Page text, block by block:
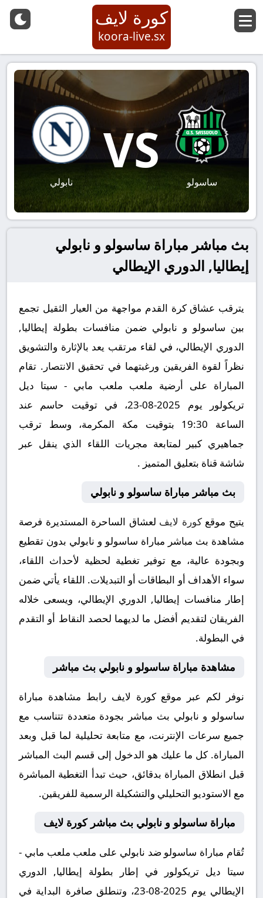
كورة لايف
koora-live.sx
ساسولو
VS
نابولي
بث مباشر مباراة ساسولو و نابولي
إيطاليا, الدوري الإيطالي
يترقب عشاق كرة القدم مواجهة من العيار الثقيل تجمع
بين ساسولو و نابولي ضمن منافسات بطولة إيطاليا,
الدوري الإيطالي، في لقاء مرتقب يعد بالإثارة والتشويق
نظراً لقوة الفريقين ورغبتهما في تحقيق الانتصار. تقام
المباراة على أرضية ملعب ملعب مابي - سيتا ديل
تريكولور يوم 2025-08-23، في توقيت حاسم عند
الساعة 19:30 بتوقيت مكة المكرمة، وسط ترقب
جماهيري كبير لمتابعة مجريات اللقاء الذي ينقل عبر
شاشة قناة بتعليق المتميز .
بث مباشر مباراة ساسولو و نابولي
يتيح موقعكورة لايف لعشاق الساحرة المستديرة فرصة
مشاهدة بث مباشر مباراة ساسولو و نابولي بدون تقطيع
وبجودة عالية، مع توفير تغطية لحظية لأحداث اللقاء،
سواء الأهداف أو البطاقات أو التبديلات. اللقاء يأتي ضمن
إطار منافسات إيطاليا, الدوري الإيطالي، ويسعى خلاله
الفريقان لتقديم أفضل ما لديهما لحصد النقاط أو التقدم
في البطولة.
مشاهدة مباراة ساسولو و نابولي بث مباشر
نوفر لكم عبر موقع كورة لايف رابط مشاهدة مباراة
ساسولو و نابولي بث مباشر بجودة متعددة تتناسب مع
جميع سرعات الإنترنت، مع متابعة تحليلية لما قبل وبعد
المباراة. كل ما عليك هو الدخول إلى قسم البث المباشر
قبل انطلاق المباراة بدقائق، حيث تبدأ التغطية المباشرة
مع الاستوديو التحليلي والتشكيلة الرسمية للفريقين.
مباراة ساسولو و نابولي بث مباشر كورة لايف
تُقام مباراة ساسولو ضد نابولي على ملعب ملعب مابي -
سيتا ديل تريكولور في إطار بطولة إيطاليا, الدوري
الإيطالي يوم 2025-08-23، وتنطلق صافرة البداية في